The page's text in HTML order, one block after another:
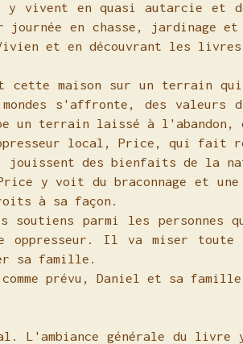
vivent en quasi autarcie et
journée en chasse, jardinage
et en découvrant les
cette maison sur un terrain
s'affronte, des valeurs
un terrain laissé à l'abandon,
local, Price, qui
jouissent des bienfaits de la
y voit du braconnage et
à sa façon.
soutiens parmi les
oppresseur. Il va miser toute
sa famille.
comme prévu, Daniel et sa
L'ambiance générale du livre